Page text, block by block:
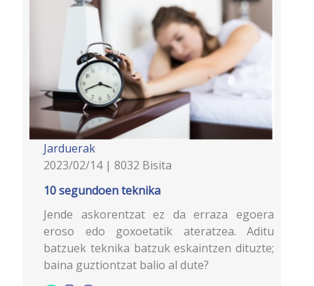
Jarduerak
2023/02/14 | 8032 Bisita
10 segundoen teknika
Jende askorentzat ez da erraza egoera
eroso edo goxoetatik ateratzea. Aditu
batzuek teknika batzuk eskaintzen dituzte;
baina guztiontzat balio al dute?